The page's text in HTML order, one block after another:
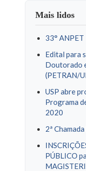
Mais lidos
33° ANPET
Edital para
Doutorado
(PETRAN/
USP abre
Programa
2020
2ª
PÚBLICO